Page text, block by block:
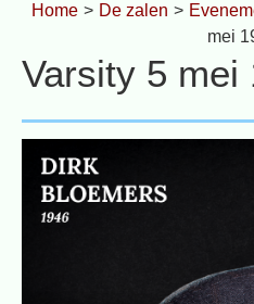
Home > De zalen >
mei
Varsity 5 mei